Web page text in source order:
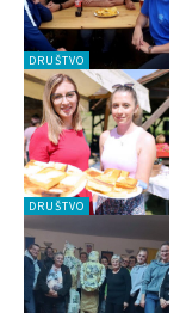
DRUŠTVO
DRUŠTVO